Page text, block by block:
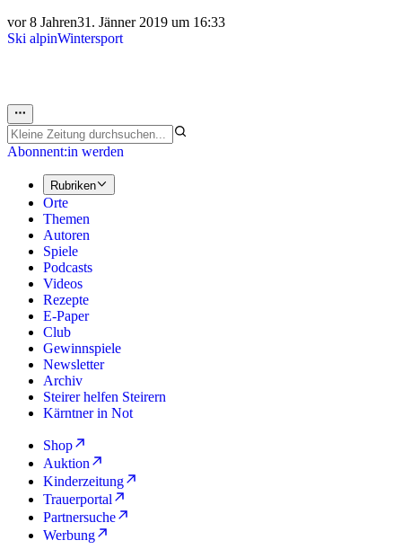
vor 8 Jahren31. Jänner 2019 um 16:33
Ski alpinWintersport
Abonnent:in werden
Rubriken
Orte
Themen
Autoren
Spiele
Podcasts
Videos
Rezepte
E-Paper
Club
Gewinnspiele
Newsletter
Archiv
Steirer helfen Steirern
Kärntner in Not
Shop
Auktion
Kinderzeitung
Trauerportal
Partnersuche
Werbung